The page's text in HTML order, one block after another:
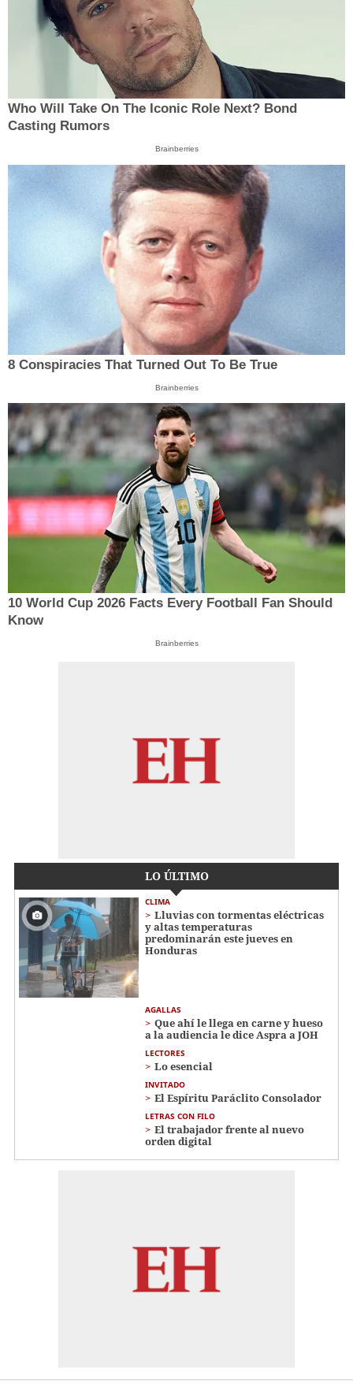
Who Will Take On The Iconic Role Next? Bond
Casting Rumors
Brainberries
8 Conspiracies That Turned Out To Be True
Brainberries
10 World Cup 2026 Facts Every Football Fan Should
Know
Brainberries
LO ÚLTIMO
CLIMA
Lluvias con tormentas eléctricas
y altas temperaturas
predominarán este jueves en
Honduras
AGALLAS
Que ahí le llega en carne y hueso
a la audiencia le dice Aspra a JOH
LECTORES
Lo esencial
INVITADO
El Espíritu Paráclito Consolador
LETRAS CON FILO
El trabajador frente al nuevo
orden digital